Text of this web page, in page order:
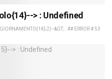
> : Undefined
&GT; : ## ERROR # 53